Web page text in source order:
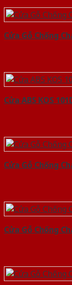
Cửa Gỗ Chống
Cửa ABS KOS
Cửa Gỗ Chống
Cửa Gỗ Chống